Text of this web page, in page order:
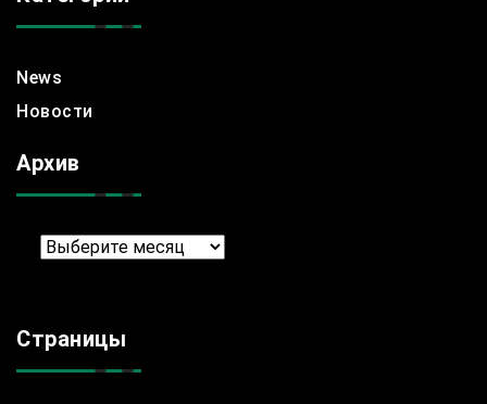
News
Новости
Архив
Архив
Страницы